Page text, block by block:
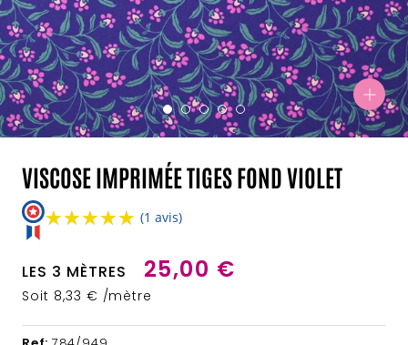
VISCOSE IMPRIMÉE TIGES FOND VIOLET
★★★★★
★★★★★ (1 avis)
LES 3 MÈTRES 25,00 €
Soit 8,33 € /mètre